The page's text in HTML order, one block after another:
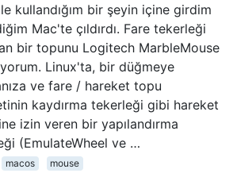
kullandığım bir şeyin içine girdim
Mac'te çıldırdı. Fare tekerleği
bir topunu Logitech MarbleMouse
Linux'ta, bir düğmeye
ve fare / hareket topu
kaydırma tekerleği gibi hareket
izin veren bir yapılandırma
(EmulateWheel ve …
macos mouse